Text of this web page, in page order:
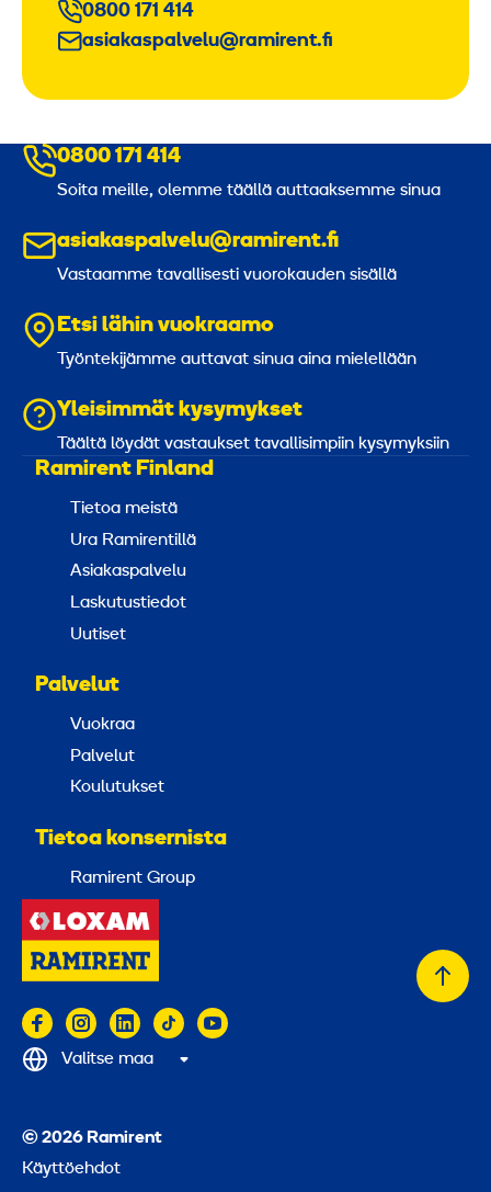
0800 171 414
asiakaspalvelu@ramirent.fi
0800 171 414
Soita meille, olemme täällä auttaaksemme sinua
asiakaspalvelu@ramirent.fi
Vastaamme tavallisesti vuorokauden sisällä
Etsi lähin vuokraamo
Työntekijämme auttavat sinua aina mielellään
Yleisimmät kysymykset
Täältä löydät vastaukset tavallisimpiin kysymyksiin
Ramirent Finland
Tietoa meistä
Ura Ramirentillä
Asiakaspalvelu
Laskutustiedot
Uutiset
Palvelut
Vuokraa
Palvelut
Koulutukset
Tietoa konsernista
Ramirent Group
© 2026 Ramirent
Käyttöehdot
Valitse maa